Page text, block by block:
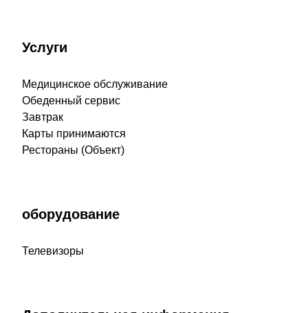
Услуги
Медицинское обслуживание
Обеденный сервис
Завтрак
Карты принимаются
Рестораны (Объект)
оборудование
Телевизоры